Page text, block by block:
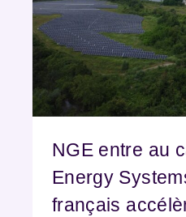
NGE entre au
Energy
français